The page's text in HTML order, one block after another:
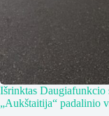
Išrinktas Daugiafunkcio
„Aukštaitija“ padalinio